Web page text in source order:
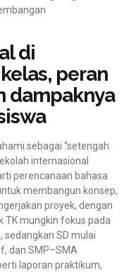
di
peran
dampaknya
sebagai “setengah
internasional
perencanaan bahasa
membangun konsep,
proyek, dengan
TK mungkin fokus pada
sedangkan SD mulai
dan SMP–SMA
laporan praktikum,